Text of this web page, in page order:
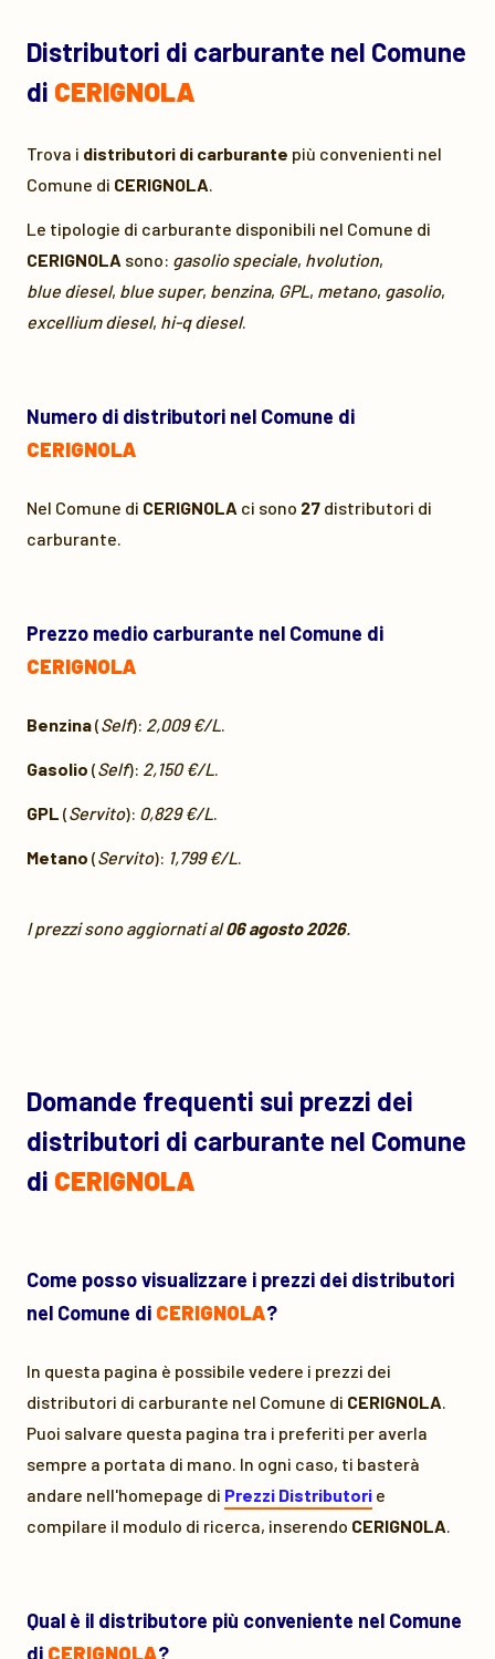
Distributori di carburante nel Comune
di CERIGNOLA
Trova i distributori di carburante più convenienti nel
Comune di CERIGNOLA.
Le tipologie di carburante disponibili nel Comune di
CERIGNOLA sono: gasolio speciale, hvolution,
blue diesel, blue super, benzina, GPL, metano, gasolio,
excellium diesel, hi-q diesel.
Numero di distributori nel Comune di
CERIGNOLA
Nel Comune di CERIGNOLA ci sono 27 distributori di
carburante.
Prezzo medio carburante nel Comune di
CERIGNOLA
Benzina(Self): 2,009 €/L.
Gasolio (Self): 2,150 €/L.
GPL (Servito): 0,829 €/L.
Metano (Servito): 1,799 €/L.
I prezzi sono aggiornati al06 agosto 2026.
Domande frequenti sui prezzi dei
distributori di carburante nel Comune
di CERIGNOLA
Come posso visualizzare i prezzi dei distributori
nel Comune di CERIGNOLA?
In questa pagina è possibile vedere i prezzi dei
distributori di carburante nel Comune di CERIGNOLA.
Puoi salvare questa pagina tra i preferiti per averla
sempre a portata di mano. In ogni caso, ti basterà
andare nell'homepage di Prezzi Distributori e
compilare il modulo di ricerca, inserendo CERIGNOLA.
Qual è il distributore più conveniente nel Comune
di CERIGNOLA?